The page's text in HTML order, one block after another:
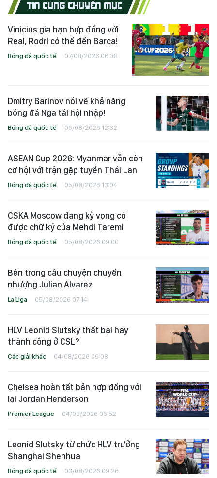
TIN CÙNG CHUYÊN MỤC
Vinicius gia hạn hợp đồng với
Real, Rodri có thể đến Barca!
Bóng đá quốc tế 07/08/2026 06:38
Dmitry Barinov nói về khả năng
bóng đá Nga tái hội nhập!
Bóng đá quốc tế 06/08/2026 12:32
ASEAN Cup 2026: Myanmar vẫn còn
cơ hội với trận gặp tuyển Thái Lan
Bóng đá quốc tế 05/08/2026 13:04
CSKA Moscow đang kỳ vọng có
được chữ ký của Mehdi Taremi
Bóng đá quốc tế 05/08/2026 09:00
Bên trong câu chuyện chuyển
nhượng Julian Alvarez
La Liga 05/08/2026 07:14
HLV Leonid Slutsky thất bại hay
thành công ở CSL?
Các giải khác 04/08/2026 09:08
Chelsea hoàn tất bản hợp đồng với
lại Jordan Henderson
Premier League 04/08/2026 06:52
Leonid Slutsky từ chức HLV trưởng
Shanghai Shenhua
Bóng đá quốc tế 03/08/2026 09:26